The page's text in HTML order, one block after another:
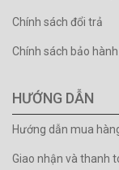
Chính sách đổi trả
Chính sách bảo hành
HƯỚNG DẪN
Hướng dẫn mua
Giao nhận và thanh